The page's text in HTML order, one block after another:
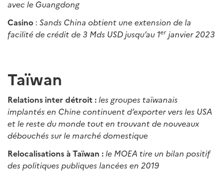
avec le Guangdong
Casino : Sands China obtient une extension de la
facilité de crédit de 3 Mds USD jusqu’au 1er janvier 2023
Taïwan
Relations inter détroit : les groupes taïwanais
implantés en Chine continuent d’exporter vers les USA
et le reste du monde tout en trouvant de nouveaux
débouchés sur le marché domestique
Relocalisations à Taïwan : le MOEA tire un bilan positif
des politiques publiques lancées en 2019